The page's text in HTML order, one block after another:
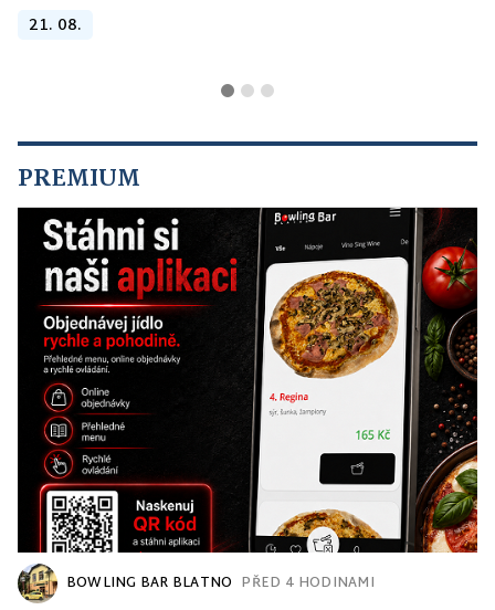
21. 08.
PREMIUM
BOWLING BAR BLATNO PŘED 4 HODINAMI